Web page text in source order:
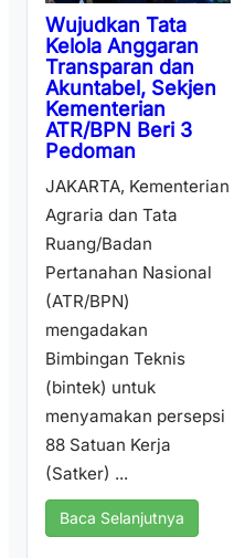
Wujudkan Tata
Kelola Anggaran
Transparan dan
Akuntabel, Sekjen
Kementerian
ATR/BPN Beri 3
Pedoman
JAKARTA, Kementerian
Agraria dan Tata
Ruang/Badan
Pertanahan Nasional
(ATR/BPN)
mengadakan
Bimbingan Teknis
(bintek) untuk
menyamakan persepsi
88 Satuan Kerja
(Satker) ...
Baca Selanjutnya